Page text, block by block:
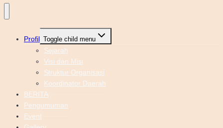
Profil Toggle child menu
Sejarah
Visi dan Misi
Struktur Organisasi
Koordinator Daerah
BERITA
Pengumuman
Event